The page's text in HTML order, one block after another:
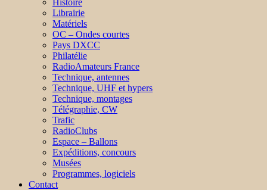
Histoire
Librairie
Matériels
OC – Ondes courtes
Pays DXCC
Philatélie
RadioAmateurs France
Technique, antennes
Technique, UHF et hypers
Technique, montages
Télégraphie, CW
Trafic
RadioClubs
Espace – Ballons
Expéditions, concours
Musées
Programmes, logiciels
Contact